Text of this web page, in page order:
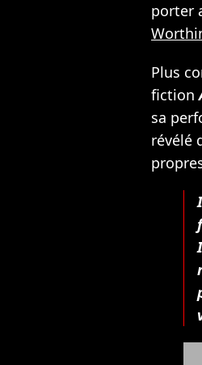
porter
Plus
fiction
sa
révélé